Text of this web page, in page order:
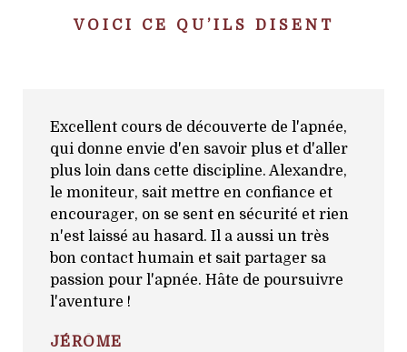
VOICI CE QU’ILS DISENT
Excellent cours de découverte de l'apnée,
qui donne envie d'en savoir plus et d'aller
plus loin dans cette discipline. Alexandre,
le moniteur, sait mettre en confiance et
encourager, on se sent en sécurité et rien
n'est laissé au hasard. Il a aussi un très
bon contact humain et sait partager sa
passion pour l'apnée. Hâte de poursuivre
l'aventure !
JÉRÔME